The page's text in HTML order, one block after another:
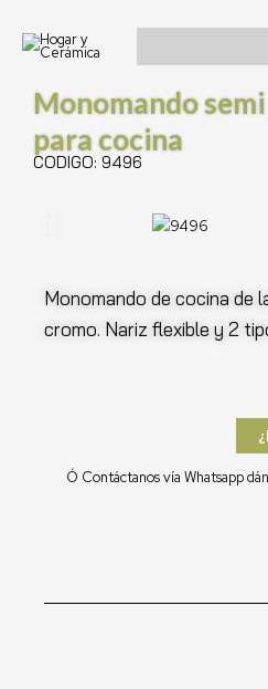
contenido
Monomando
para cocina
CODIGO: 9496
Monomando de cocina de
cromo. Nariz flexible y 2
Ó Contáctanos vía Whatsapp
de
entradas